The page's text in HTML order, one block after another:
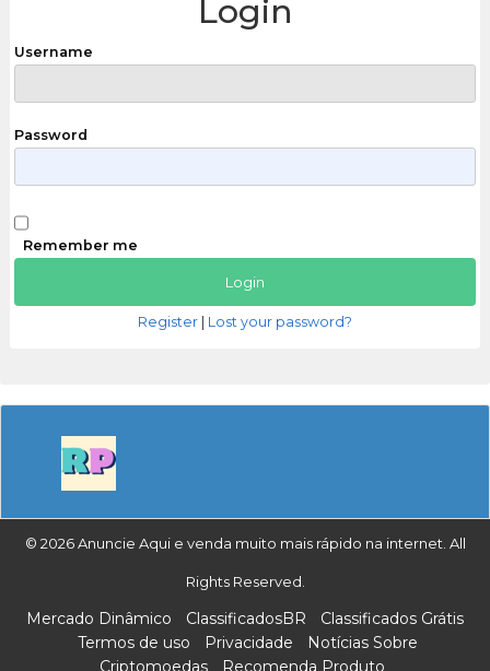
Login
Username
Password
Remember me
Register Lost your password?
© 2026 Anuncie Aqui e venda muito mais rápido na internet. All
Rights Reserved.
Mercado Dinâmico ClassificadosBR
Classificados Grátis
Termos de uso
Privacidade
Notícias Sobre
Criptomoedas
Recomenda Produto